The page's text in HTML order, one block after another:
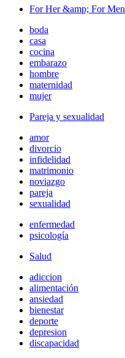
For Her &amp; For Men
boda
casa
cocina
embarazo
hombre
maternidad
mujer
Pareja y sexualidad
amor
divorcio
infidelidad
matrimonio
noviazgo
pareja
sexualidad
enfermedad
psicología
Salud
adiccion
alimentación
ansiedad
bienestar
deporte
depresion
discapacidad